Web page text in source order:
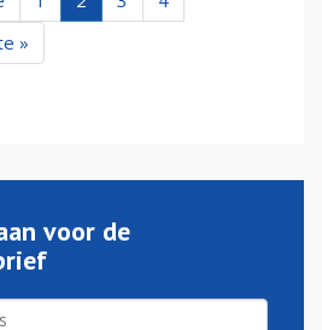
»
voor de